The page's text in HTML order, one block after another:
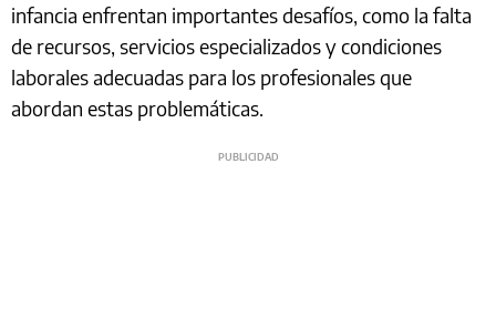
infancia enfrentan importantes desafíos, como la falta
de recursos, servicios especializados y condiciones
laborales adecuadas para los profesionales que
abordan estas problemáticas.